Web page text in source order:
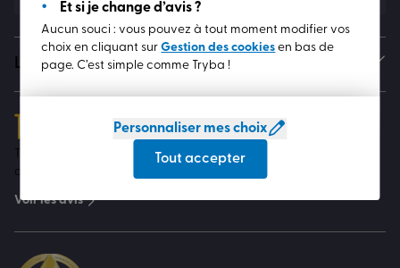
Les marques TRYBA
4.7
Tous les avis présents sur le site Custplace ont été rédigés par
des vrais clients TRYBA
Voir les avis
Et si je change d’avis ?
Aucun souci : vous pouvez à tout moment modifier vos
choix en cliquant surGestion des cookies en bas de
page. C’est simple comme Tryba !
Personnaliser mes choix
Tout accepter